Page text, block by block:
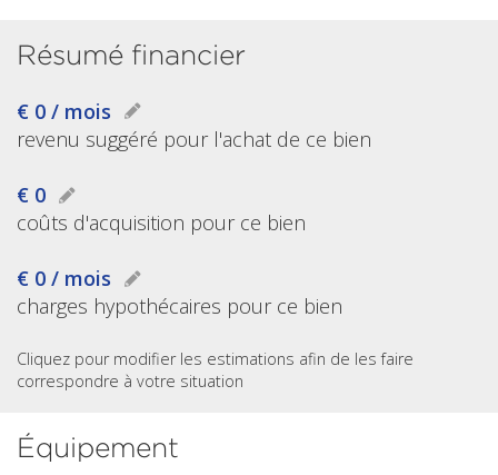
Résumé financier
€ 0 / mois
revenu suggéré pour l'achat de ce bien
€ 0
coûts d'acquisition pour ce bien
€ 0 / mois
charges hypothécaires pour ce bien
Cliquez pour modifier les estimations afin de les faire
correspondre à votre situation
Équipement